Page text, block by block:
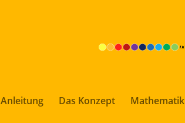
Anleitung Das Konzept Mathematik